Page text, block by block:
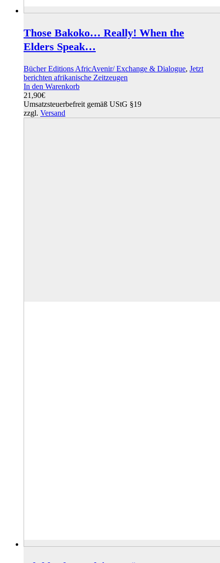
Those Bakoko… Really! When the
Elders Speak…
Bücher Editions AfricAvenir/ Exchange & Dialogue, Jetzt
berichten afrikanische Zeitzeugen
In den Warenkorb
21,90€
Umsatzsteuerbefreit gemäß UStG §19
zzgl. Versand